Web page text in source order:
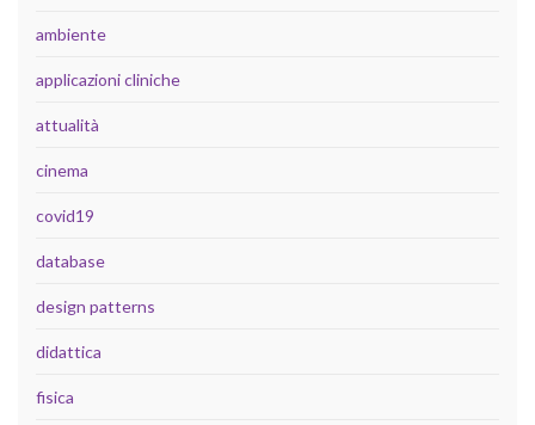
ambiente
applicazioni cliniche
attualità
cinema
covid19
database
design patterns
didattica
fisica